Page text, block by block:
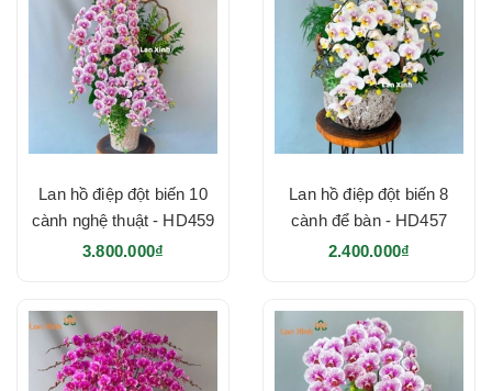
Lan hồ điệp đột biến 10
cành nghệ thuật - HD459
3.800.000₫
Lan hồ điệp đột biến 8
cành để bàn - HD457
2.400.000₫